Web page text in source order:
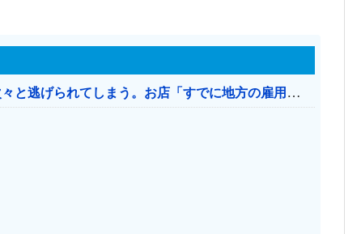
日本のお店、時給1500円でもミャンマー人に次々と逃げられてしまう。お店「すでに地方の雇用は崩壊」